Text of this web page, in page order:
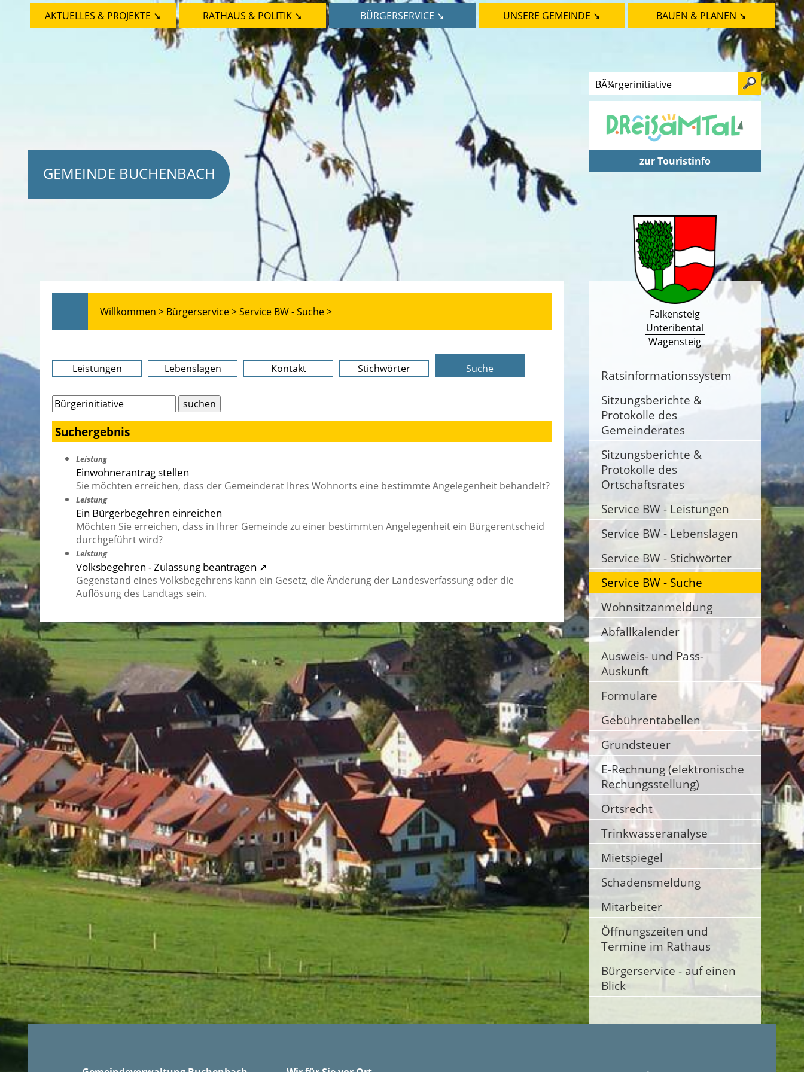
GEMEINDE BUCHENBACH
AKTUELLES & PROJEKTE ➘ RATHAUS & POLITIK ➘ BÜRGERSERVICE ➘ UNSERE GEMEINDE ➘ BAUEN & PLANEN ➘
zur Touristinfo
Willkommen > Bürgerservice >Service BW - Suche >
Leistungen Lebenslagen Kontakt Stichwörter Suche
Suchergebnis
Leistung
Einwohnerantrag stellen
Sie möchten erreichen, dass der Gemeinderat Ihres Wohnorts eine bestimmte Angelegenheit behandelt?
Leistung
Ein Bürgerbegehren einreichen
Möchten Sie erreichen, dass in Ihrer Gemeinde zu einer bestimmten Angelegenheit ein Bürgerentscheid
durchgeführt wird?
Leistung
Volksbegehren - Zulassung beantragen ➚
Gegenstand eines Volksbegehrens kann ein Gesetz, die Änderung der Landesverfassung oder die
Auflösung des Landtags sein.
Falkensteig
Unteribental
Wagensteig
Ratsinformationssystem
Sitzungsberichte &
Protokolle des
Gemeinderates
Sitzungsberichte &
Protokolle des
Ortschaftsrates
Service BW - Leistungen
Service BW - Lebenslagen
Service BW - Stichwörter
Service BW - Suche
Wohnsitzanmeldung
Abfallkalender
Ausweis- und Pass-
Auskunft
Formulare
Gebührentabellen
Grundsteuer
E-Rechnung (elektronische
Rechungsstellung)
Ortsrecht
Trinkwasseranalyse
Mietspiegel
Schadensmeldung
Mitarbeiter
Öffnungszeiten und
Termine im Rathaus
Bürgerservice - auf einen
Blick